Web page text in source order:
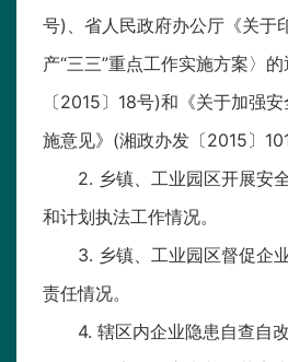
号)、省人民政府办公厅《关于
产“三三”重点工作实施方案〉
〔2015〕18号)和《关于加强
施意见》(湘政办发〔2015〕
2. 乡镇、工业园区开展安
和计划执法工作情况。
3. 乡镇、工业园区督促企
责任情况。
4. 辖区内企业隐患自查自改